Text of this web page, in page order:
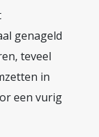
genageld
teveel
in
een vurig